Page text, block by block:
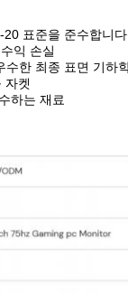
표준을 준수합니다
익 손실
수한 최종 표면 기하
자켓
하는 재료